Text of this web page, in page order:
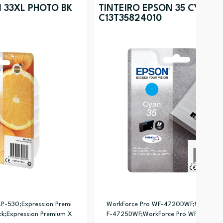
33XL PHOTO BK
530;Expression Premi
Premium X
TINTEIRO EPSON 35 CYAN
C13T35824010
WorkForce Pro WF-
F-4725DWF;WorkForce Pro WF-